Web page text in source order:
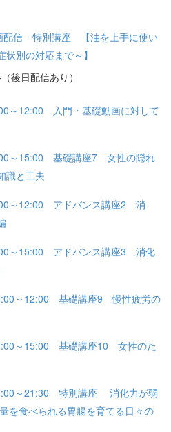
配信 特別講座 【油を上手に使い
別の対応まで～】
後日配信あり）
～12:00 入門・基礎動画に対して
～15:00 基礎講座7 女性の隠れ
識と工夫
～12:00 アドバンス講座2 消
～15:00 アドバンス講座3 消化
～12:00 基礎講座9 慢性疲労の
～15:00 基礎講座10 女性のた
～21:30 特別講座 消化力が弱
を食べられる胃腸を育てる日々の